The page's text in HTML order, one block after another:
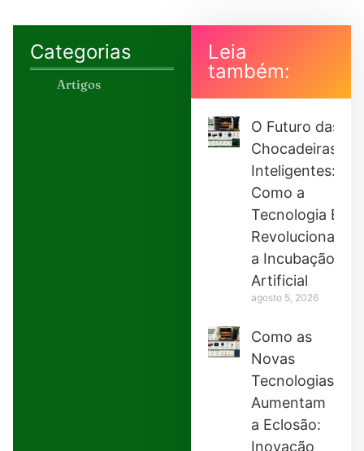
Categorias
Artigos
Leia
também:
O Futuro das
Chocadeiras
Inteligentes:
Como a
Tecnologia Está
Revolucionando
a Incubação
Artificial
agosto 5, 2026
Como as
Novas
Tecnologias
Aumentam
a Eclosão:
Inovação